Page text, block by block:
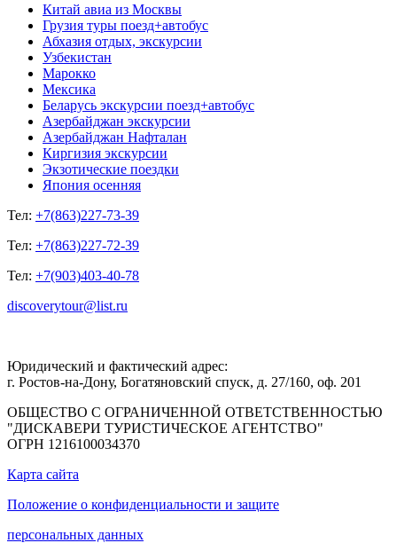
Китай авиа из Москвы
Грузия туры поезд+автобус
Абхазия отдых, экскурсии
Узбекистан
Марокко
Мексика
Беларусь экскурсии поезд+автобус
Азербайджан экскурсии
Азербайджан Нафталан
Киргизия экскурсии
Экзотические поездки
Япония осенняя
Тел: +7(863)227-73-39
Тел: +7(863)227-72-39
Тел: +7(903)403-40-78
discoverytour@list.ru
Юридический и фактический адрес:
г. Ростов-на-Дону, Богатяновский спуск, д. 27/160, оф. 201
ОБЩЕСТВО С ОГРАНИЧЕННОЙ ОТВЕТСТВЕННОСТЬЮ
"ДИСКАВЕРИ ТУРИСТИЧЕСКОЕ АГЕНТСТВО"
ОГРН 1216100034370
Карта сайта
Положение о конфиденциальности и защите
персональных данных